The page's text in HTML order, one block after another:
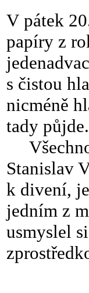
V pátek
papíry z
s čistou
nicméně
tady půjde.
Všechno
Stanislav
k divení,
jedním z
usmyslel